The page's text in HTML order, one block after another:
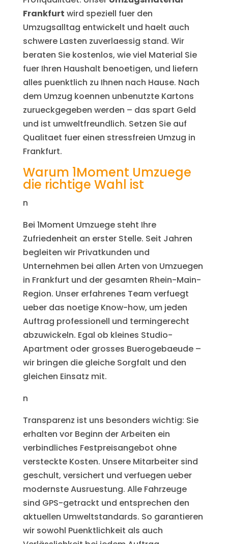
Frankfurt wird speziell fuer den
Umzugsalltag entwickelt und haelt auch
schwere Lasten zuverlaessig stand. Wir
beraten Sie kostenlos, wie viel Material Sie
fuer Ihren Haushalt benoetigen, und liefern
alles puenktlich zu Ihnen nach Hause. Nach
dem Umzug koennen unbenutzte Kartons
zurueckgegeben werden – das spart Geld
und ist umweltfreundlich. Setzen Sie auf
Qualitaet fuer einen stressfreien Umzug in
Frankfurt.
Warum 1Moment Umzuege
die richtige Wahl ist
n
Bei 1Moment Umzuege steht Ihre
Zufriedenheit an erster Stelle. Seit Jahren
begleiten wir Privatkunden und
Unternehmen bei allen Arten von Umzuegen
in Frankfurt und der gesamten Rhein-Main-
Region. Unser erfahrenes Team verfuegt
ueber das noetige Know-how, um jeden
Auftrag professionell und termingerecht
abzuwickeln. Egal ob kleines Studio-
Apartment oder grosses Buerogebaeude –
wir bringen die gleiche Sorgfalt und den
gleichen Einsatz mit.
n
Transparenz ist uns besonders wichtig: Sie
erhalten vor Beginn der Arbeiten ein
verbindliches Festpreisangebot ohne
versteckte Kosten. Unsere Mitarbeiter sind
geschult, versichert und verfuegen ueber
modernste Ausruestung. Alle Fahrzeuge
sind GPS-getrackt und entsprechen den
aktuellen Umweltstandards. So garantieren
wir sowohl Puenktlichkeit als auch